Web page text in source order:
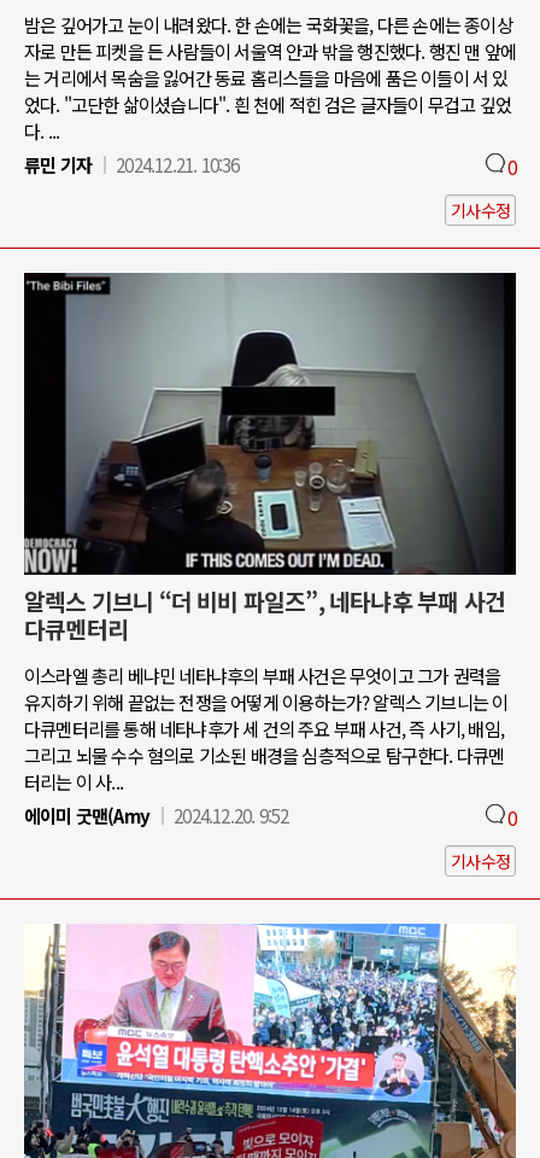
밤은 깊어가고 눈이 내려왔다. 한 손에는 국화꽃을, 다른 손에는 종이상
자로 만든 피켓을 든 사람들이 서울역 안과 밖을 행진했다. 행진 맨 앞에
는 거리에서 목숨을 잃어간 동료 홈리스들을 마음에 품은 이들이 서 있
었다. "고단한 삶이셨습니다". 흰 천에 적힌 검은 글자들이 무겁고 깊었
다. ...
류민 기자
2024.12.21. 10:36 0
기사수정
알렉스 기브니 “더 비비 파일즈”, 네타냐후 부패 사건
다큐멘터리
이스라엘 총리 베냐민 네타냐후의 부패 사건은 무엇이고 그가 권력을
유지하기 위해 끝없는 전쟁을 어떻게 이용하는가? 알렉스 기브니는 이
다큐멘터리를 통해 네타냐후가 세 건의 주요 부패 사건, 즉 사기, 배임,
그리고 뇌물 수수 혐의로 기소된 배경을 심층적으로 탐구한다. 다큐멘
터리는 이 사...
에이미 굿맨(Amy
2024.12.20. 9:52 0
기사수정